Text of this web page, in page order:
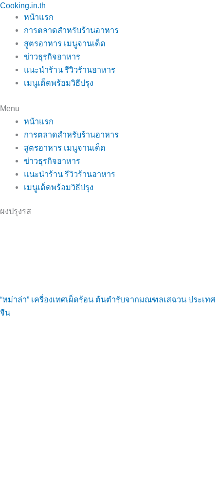
Skip
content
Cooking.in.th
หน้าแรก
การตลาดสำหรับร้านอาหาร
สูตรอาหาร เมนูจานเด็ด
ข่าวธุรกิจอาหาร
แนะนำร้าน รีวิวร้านอาหาร
เมนูเด็ดพร้อมวิธีปรุง
Menu
หน้าแรก
การตลาดสำหรับร้านอาหาร
สูตรอาหาร เมนูจานเด็ด
ข่าวธุรกิจอาหาร
แนะนำร้าน รีวิวร้านอาหาร
เมนูเด็ดพร้อมวิธีปรุง
ผงปรุงรส
“หม่าล่า” เครื่องเทศเผ็ดร้อน ต้นตำรับจากมณฑลเสฉวน ประเทศ
จีน